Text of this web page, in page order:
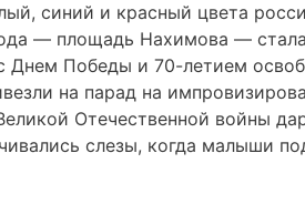
синий и красный цвета
— площадь Нахимова —
Днем Победы и 70-летием
на парад на
Отечественной войны
слезы, когда малыши